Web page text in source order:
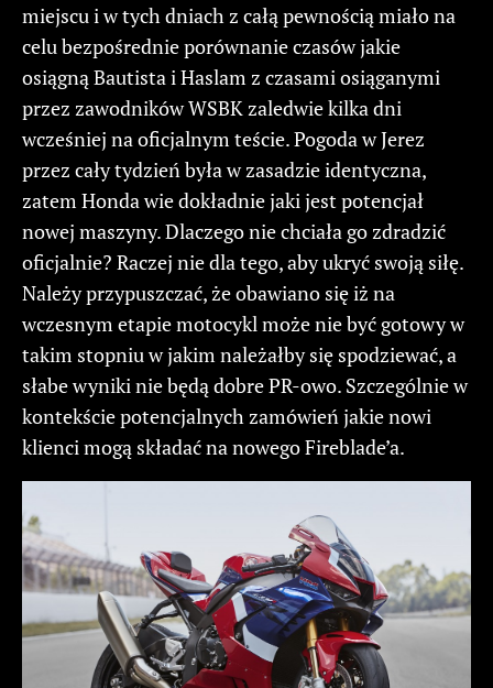
miejscu i w tych dniach z całą pewnością miało na
celu bezpośrednie porównanie czasów jakie
osiągną Bautista i Haslam z czasami osiąganymi
przez zawodników WSBK zaledwie kilka dni
wcześniej na oficjalnym teście. Pogoda w Jerez
przez cały tydzień była w zasadzie identyczna,
zatem Honda wie dokładnie jaki jest potencjał
nowej maszyny. Dlaczego nie chciała go zdradzić
oficjalnie? Raczej nie dla tego, aby ukryć swoją siłę.
Należy przypuszczać, że obawiano się iż na
wczesnym etapie motocykl może nie być gotowy w
takim stopniu w jakim należałby się spodziewać, a
słabe wyniki nie będą dobre PR-owo. Szczególnie w
kontekście potencjalnych zamówień jakie nowi
klienci mogą składać na nowego Fireblade’a.